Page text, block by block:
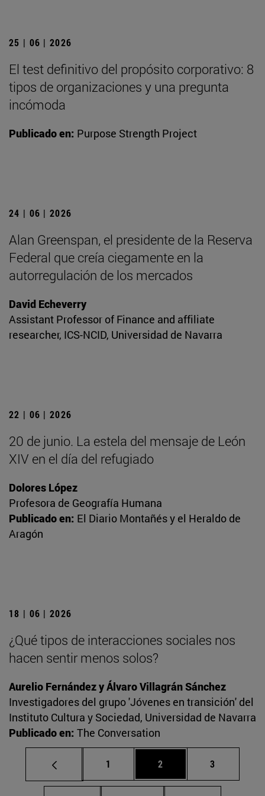
25 | 06 | 2026
El test definitivo del propósito corporativo: 8
tipos de organizaciones y una pregunta
incómoda
Publicado en: Purpose Strength Project
24 | 06 | 2026
Alan Greenspan, el presidente de la Reserva
Federal que creía ciegamente en la
autorregulación de los mercados
David Echeverry
Assistant Professor of Finance and affiliate
researcher, ICS-NCID, Universidad de Navarra
22 | 06 | 2026
20 de junio. La estela del mensaje de León
XIV en el día del refugiado
Dolores López
Profesora de Geografía Humana
Publicado en: El Diario Montañés y el Heraldo de
Aragón
18 | 06 | 2026
¿Qué tipos de interacciones sociales nos
hacen sentir menos solos?
Aurelio Fernández y Álvaro Villagrán Sánchez
Investigadores del grupo 'Jóvenes en transición' del
Instituto Cultura y Sociedad, Universidad de Navarra
Publicado en: The Conversation
Página
1 Página
2 Página
3